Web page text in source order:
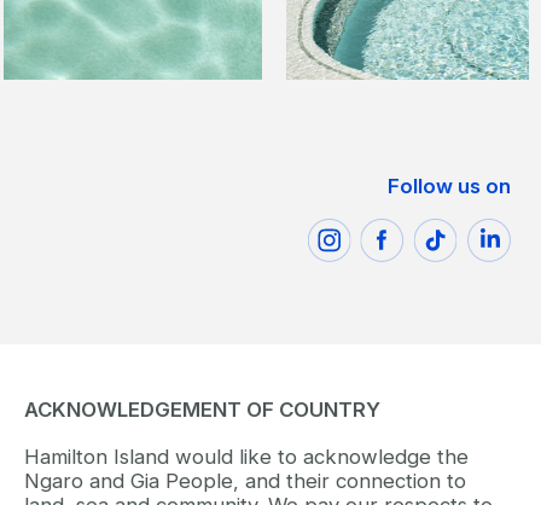
Follow us on
ACKNOWLEDGEMENT OF COUNTRY
Hamilton Island would like to acknowledge the
Ngaro and Gia People, and their connection to